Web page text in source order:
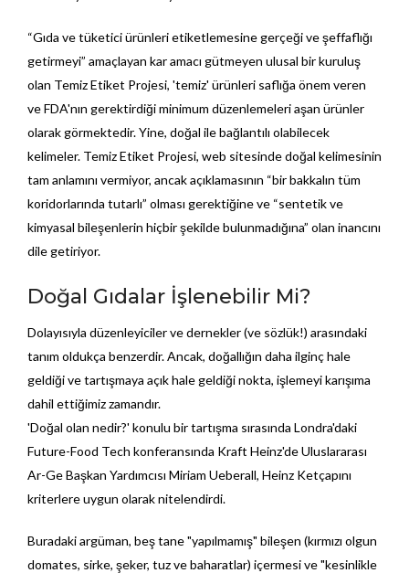
“Gıda ve tüketici ürünleri etiketlemesine gerçeği ve şeffaflığı
getirmeyi” amaçlayan kar amacı gütmeyen ulusal bir kuruluş
olan Temiz Etiket Projesi, 'temiz' ürünleri saflığa önem veren
ve FDA'nın gerektirdiği minimum düzenlemeleri aşan ürünler
olarak görmektedir. Yine, doğal ile bağlantılı olabilecek
kelimeler. Temiz Etiket Projesi, web sitesinde doğal kelimesinin
tam anlamını vermiyor, ancak açıklamasının “bir bakkalın tüm
koridorlarında tutarlı” olması gerektiğine ve “sentetik ve
kimyasal bileşenlerin hiçbir şekilde bulunmadığına” olan inancını
dile getiriyor.
Doğal Gıdalar İşlenebilir Mi?
Dolayısıyla düzenleyiciler ve dernekler (ve sözlük!) arasındaki
tanım oldukça benzerdir. Ancak, doğallığın daha ilginç hale
geldiği ve tartışmaya açık hale geldiği nokta, işlemeyi karışıma
dahil ettiğimiz zamandır.
'Doğal olan nedir?' konulu bir tartışma sırasında Londra'daki
Future-Food Tech konferansında Kraft Heinz'de Uluslararası
Ar-Ge Başkan Yardımcısı Miriam Ueberall, Heinz Ketçapını
kriterlere uygun olarak nitelendirdi.
Buradaki argüman, beş tane "yapılmamış" bileşen (kırmızı olgun
domates, sirke, şeker, tuz ve baharatlar) içermesi ve "kesinlikle